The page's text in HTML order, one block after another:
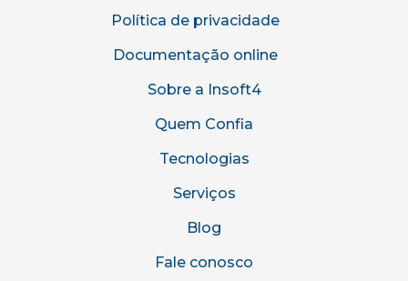
Política de privacidade
Documentação online
Sobre a Insoft4
Quem Confia
Tecnologias
Serviços
Blog
Fale conosco